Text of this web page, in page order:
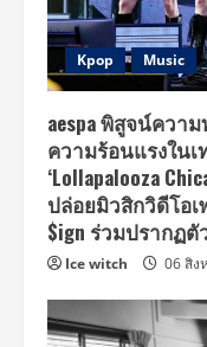
Kpop Music
aespa พิสูจน์ควา
ความร้อนแรงใน
‘Lollapalooza
ปล่อยมิวสิกวิดีโอเพ
$ign ร่วมปรากฏตั
Ice witch 06 สิง